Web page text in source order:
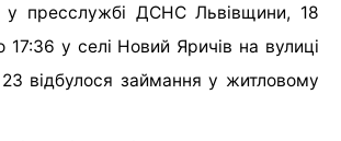
у пресслужбі ДСНС Львівщини, 18
17:36 у селі Новий Яричів на вулиці
відбулося займання у житловому